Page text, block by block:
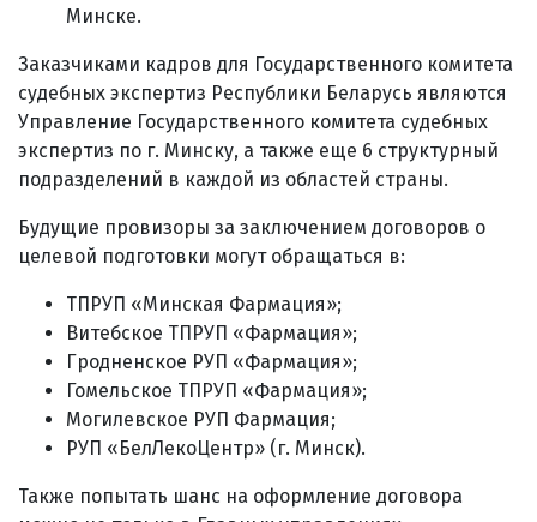
Минске.
Заказчиками кадров для Государственного комитета
судебных экспертиз Республики Беларусь являются
Управление Государственного комитета судебных
экспертиз по г. Минску, а также еще 6 структурный
подразделений в каждой из областей страны.
Будущие провизоры за заключением договоров о
целевой подготовки могут обращаться в:
ТПРУП «Минская Фармация»;
Витебское ТПРУП «Фармация»;
Гродненское РУП «Фармация»;
Гомельское ТПРУП «Фармация»;
Могилевское РУП Фармация;
РУП «БелЛекоЦентр» (г. Минск).
Также попытать шанс на оформление договора